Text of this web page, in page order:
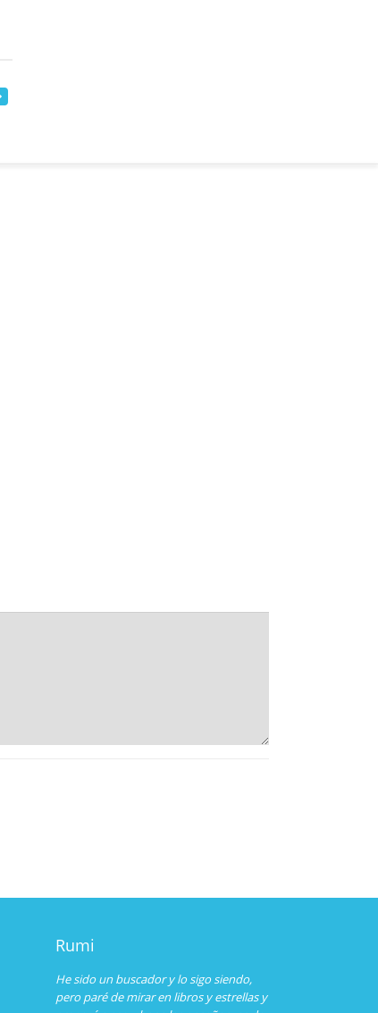
Rumi
He sido un buscador y lo sigo siendo,
pero paré de mirar en libros y estrellas y